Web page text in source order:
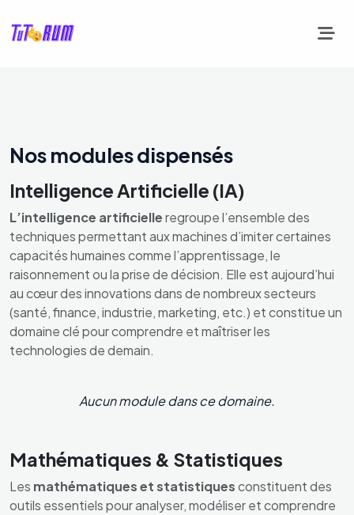
Nos modules dispensés
Intelligence Artificielle (IA)
L’intelligence artificielleregroupe l’ensemble des
techniques permettant aux machines d’imiter certaines
capacités humaines comme l’apprentissage, le
raisonnement ou la prise de décision. Elle est aujourd’hui
au cœur des innovations dans de nombreux secteurs
(santé, finance, industrie, marketing, etc.) et constitue un
domaine clé pour comprendre et maîtriser les
technologies de demain.
Aucun module dans ce domaine.
Mathématiques & Statistiques
Les mathématiques et statistiquesconstituent des
outils essentiels pour analyser, modéliser et comprendre